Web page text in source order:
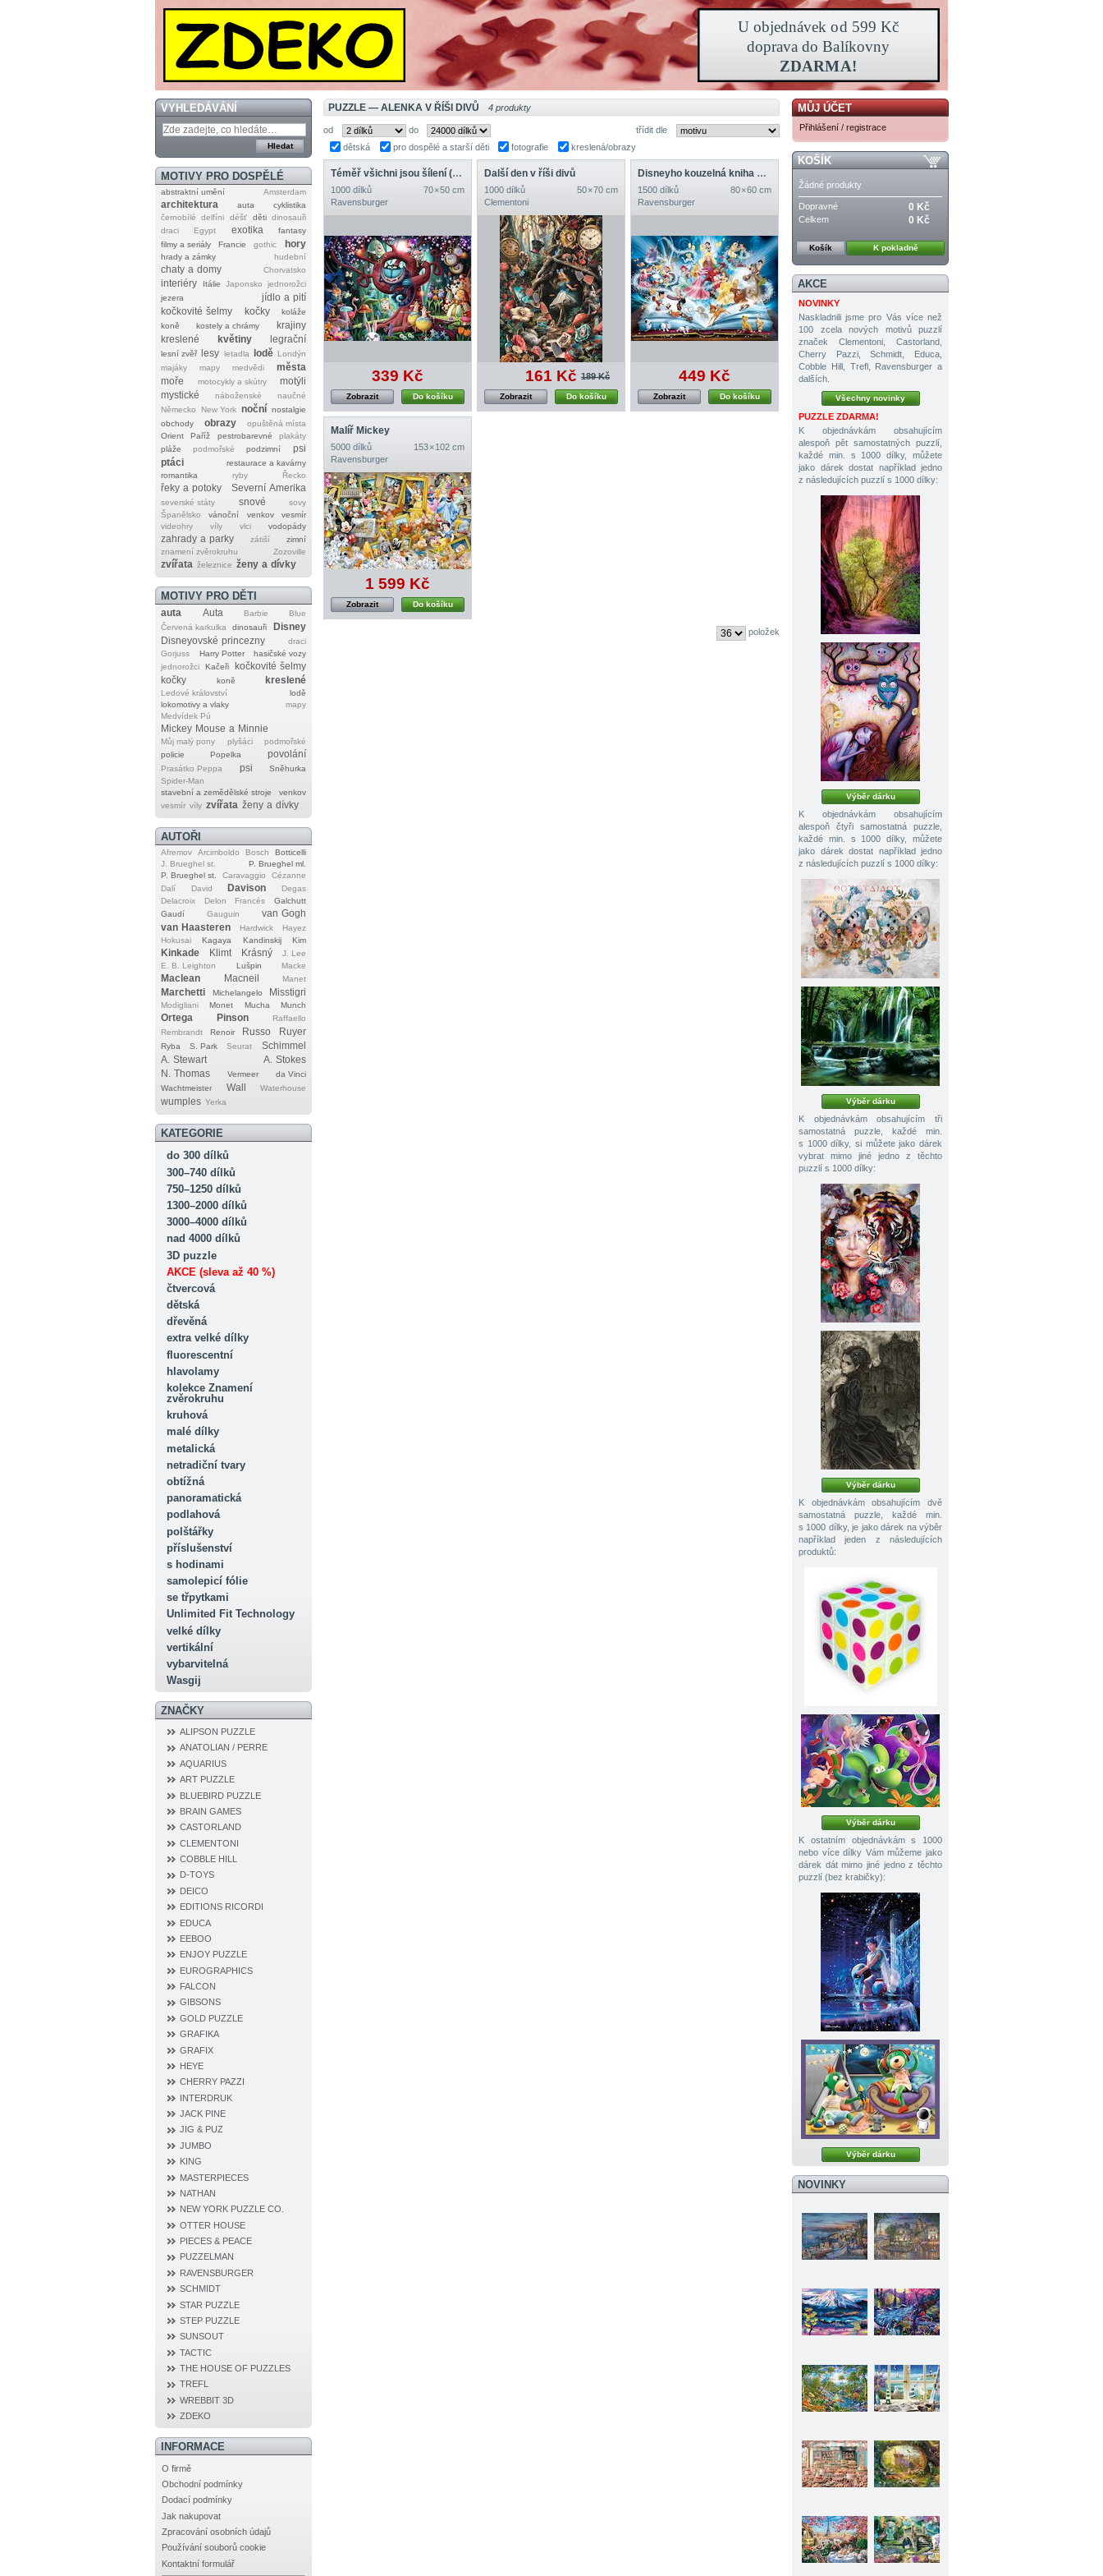
VYHLEDÁVÁNÍ
MOTIVY PRO DOSPĚLÉ
abstraktní umění Amsterdam
architektura auta
cyklistika
černobílé
delfíni déšť děti dinosauři
draci
Egypt exotika
fantasy
filmy a seriály
Francie gothic hory
hrady a zámky hudební
chaty a domy Chorvatsko
interiéry Itálie Japonsko
jednorožci
jezera
jídlo a pití
kočkovité šelmy
kočky
koláže
koně
kostely a chrámy
krajiny
kreslené
květiny legrační
lesní zvěř lesy letadla lodě Londýn
majáky
mapy medvědi
města
moře
motocykly a skútry
motýli
mystické
náboženské
naučné
Německo
New York noční nostalgie
obchody
obrazy
opuštěná místa
Orient
Paříž pestrobarevné
plakáty
pláže
podmořské podzimní
psi
ptáci
restaurace a kavárny
romantika
ryby Řecko
řeky a potoky Severní Amerika
severské státy snové
sovy
Španělsko
vánoční venkov
vesmír
videohry
víly vlci vodopády
zahrady a parky zátiší
zimní
znamení zvěrokruhu
Zozoville
zvířata železnice ženy a dívky
MOTIVY PRO DĚTI
auta Auta Barbie
Blue
Červená karkulka
dinosauři
Disney
Disneyovské princezny
draci
Gorjuss
Harry Potter
hasičské vozy
jednorožci
Kačeři
kočkovité šelmy
kočky
koně kreslené
Ledové království
lodě
lokomotivy a vlaky
mapy
Medvídek Pú
Mickey Mouse a Minnie
Můj malý pony plyšáci
podmořské
policie
Popelka povolání
Prasátko Peppa psi
Sněhurka
Spider‐Man
stavební a zemědělské stroje
venkov
vesmír víly zvířata ženy a dívky
AUTOŘI
Afremov Arcimboldo Bosch
Botticelli
J. Brueghel st.
P. Brueghel ml.
P. Brueghel st.
Caravaggio
Cézanne
Dalí
David Davison
Degas
Delacroix
Delon Francés
Galchutt
Gaudí
Gauguin
van Gogh
van Haasteren
Hardwick
Hayez
Hokusai
Kagaya Kandinskij Kim
Kinkade Klimt Krásný
J. Lee
E. B. Leighton
Lušpin Macke
Maclean Macneil Manet
Marchetti Michelangelo Misstigri
Modigliani Monet Mucha Munch
Ortega Pinson
Raffaello
Rembrandt
Renoir Russo Ruyer
Ryba S. Park Seurat
Schimmel
A. Stewart
A. Stokes
N. Thomas
Vermeer
da Vinci
Wachtmeister
Wall Waterhouse
wumples Yerka
KATEGORIE
do 300 dílků
300–740 dílků
750–1250 dílků
1300–2000 dílků
3000–4000 dílků
nad 4000 dílků
3D puzzle
AKCE (sleva až 40 %)
čtvercová
dětská
dřevěná
extra velké dílky
fluorescentní
hlavolamy
kolekce Znamení
zvěrokruhu
kruhová
malé dílky
metalická
netradiční tvary
obtížná
panoramatická
podlahová
polštářky
příslušenství
s hodinami
samolepicí fólie
se třpytkami
Unlimited Fit Technology
velké dílky
vertikální
vybarvitelná
Wasgij
ZNAČKY
ALIPSON PUZZLE
ANATOLIAN / PERRE
AQUARIUS
ART PUZZLE
BLUEBIRD PUZZLE
BRAIN GAMES
CASTORLAND
CLEMENTONI
COBBLE HILL
D‐TOYS
DEICO
EDITIONS RICORDI
EDUCA
EEBOO
ENJOY PUZZLE
EUROGRAPHICS
FALCON
GIBSONS
GOLD PUZZLE
GRAFIKA
GRAFIX
HEYE
CHERRY PAZZI
INTERDRUK
JACK PINE
JIG & PUZ
JUMBO
KING
MASTERPIECES
NATHAN
NEW YORK PUZZLE CO.
OTTER HOUSE
PIECES & PEACE
PUZZELMAN
RAVENSBURGER
SCHMIDT
STAR PUZZLE
STEP PUZZLE
SUNSOUT
TACTIC
THE HOUSE OF PUZZLES
TREFL
WREBBIT 3D
ZDEKO
INFORMACE
O firmě
Obchodní podmínky
Dodací podmínky
Jak nakupovat
Zpracování osobních údajů
Používání souborů cookie
Kontaktní formulář
PUZZLE — ALENKA V ŘÍŠI DIVŮ 4 produkty
od do
třídit dle
dětská
pro dospělé a starší děti fotografie kreslená/obrazy
Téměř všichni jsou šílení (Alenka v říši divů)
1000 dílků
70 × 50 cm
Ravensburger
339 Kč
Do košíku
Zobrazit
Další den v říši divů
1000 dílků
50 × 70 cm
Clementoni
161 Kč 189 Kč
Do košíku
Zobrazit
Disneyho kouzelná kniha pohádek
1500 dílků
80 × 60 cm
Ravensburger
449 Kč
Do košíku
Zobrazit
Malíř Mickey
5000 dílků
153 × 102 cm
Ravensburger
1 599 Kč
Do košíku
Zobrazit
položek
MŮJ ÚČET
Přihlášení / registrace
KOŠÍK
Žádné produkty
Dopravné 0 Kč
Celkem 0 Kč
Košík K pokladně
AKCE
NOVINKY
Naskladnili jsme pro Vás více než
100 zcela nových motivů puzzlí
značek Clementoni, Castorland,
Cherry Pazzi, Schmidt, Educa,
Cobble Hill, Trefl, Ravensburger a
dalších.
Všechny novinky
PUZZLE ZDARMA!
K objednávkám obsahujícím
alespoň pět samostatných puzzlí,
každé min. s 1000 dílky, můžete
jako dárek dostat například jedno
z následujících puzzlí s 1000 dílky:
Výběr dárku
K objednávkám obsahujícím
alespoň čtyři samostatná puzzle,
každé min. s 1000 dílky, můžete
jako dárek dostat například jedno
z následujících puzzlí s 1000 dílky:
Výběr dárku
K objednávkám obsahujícím tři
samostatná puzzle, každé min.
s 1000 dílky, si můžete jako dárek
vybrat mimo jiné jedno z těchto
puzzlí s 1000 dílky:
Výběr dárku
K objednávkám obsahujícím dvě
samostatná puzzle, každé min.
s 1000 dílky, je jako dárek na výběr
například jeden z následujících
produktů:
Výběr dárku
K ostatním objednávkám s 1000
nebo více dílky Vám můžeme jako
dárek dát mimo jiné jedno z těchto
puzzlí (bez krabičky):
Výběr dárku
NOVINKY